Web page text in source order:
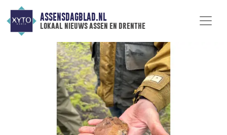
ASSENSDAGBLAD.NL
lokaal nieuws assen en drenthe